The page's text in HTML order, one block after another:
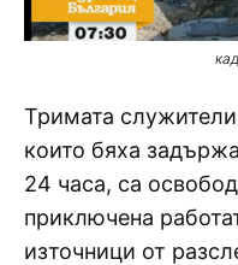
Тримата
които бяха
24 часа, са
приключена
източници от